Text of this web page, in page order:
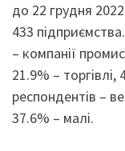
до 22 грудня
433
– компанії
21.9% –
респондентів –
37.6% – малі.